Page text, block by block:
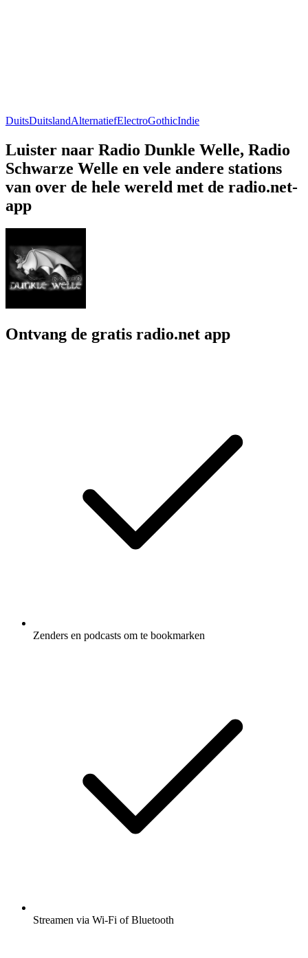
DuitsDuitslandAlternatiefElectroGothicIndie
Luister naar Radio Dunkle Welle, Radio
Schwarze Welle en vele andere stations
van over de hele wereld met de radio.net-
app
Ontvang de gratis radio.net app
Zenders en podcasts om te bookmarken
Streamen via Wi-Fi of Bluetooth